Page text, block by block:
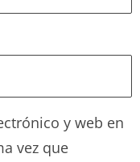
y web en
vez que